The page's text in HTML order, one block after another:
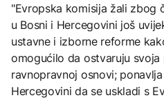
"Evropska komisija žali zbog
u Bosni i Hercegovini još
ustavne i izborne reforme
omogućilo da ostvaruju
ravnopravnoj osnovi;
Hercegovini da se uskladi s